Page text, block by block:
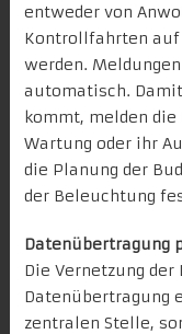
entweder von
Kontrollfahrten
werden.
automatisch.
kommt, melden
Wartung oder ihr
die Planung der
der Beleuchtung
Datenübertragung
Die Vernetzung
Datenübertragung
zentralen Stelle,